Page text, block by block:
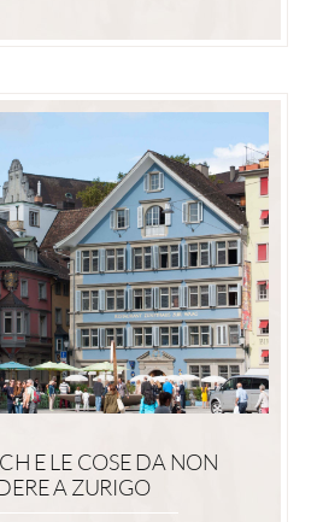
E LE COSE DA NON
A ZURIGO